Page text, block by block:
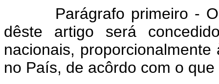
Parágrafo primeiro - O
dêste artigo será
nacionais,
no País, de acôrdo com o